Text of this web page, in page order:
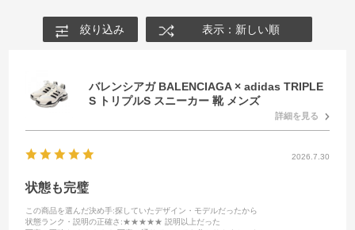
絞り込み 表示：新しい順
バレンシアガ BALENCIAGA × adidas TRIPLE
S トリプルS スニーカー 靴 メンズ
詳細を見る
2026.7.30
状態も完璧
この商品を選んだ決め手:探していたデザイン・モデルだったから
状態ランク・説明の正確さ :★★★★★ 説明以上だった